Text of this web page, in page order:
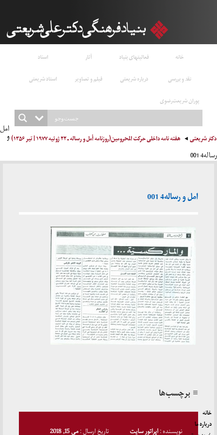
خانه فعالیتهای بنیاد آثار
اسناد
نقد و بررسی
درباره شریعتی فیلم و تصاویر
استاد شریعتی
پوران شریعت‌رضوی
دکتر شریعتی هفته نامه داخلی حرکت المحرومین(روزنامه أمل و رساله ـ ۲۲ ژوئیه ۱۹۷۷ | تیر ۱۳۵۶)
املو
رساله4 001
امل و رساله4 001
≡ برچسب‌ها
نویسنده :اپراتور سایت تاریخ ارسال :می 15, 2018
خانه
درباره ما